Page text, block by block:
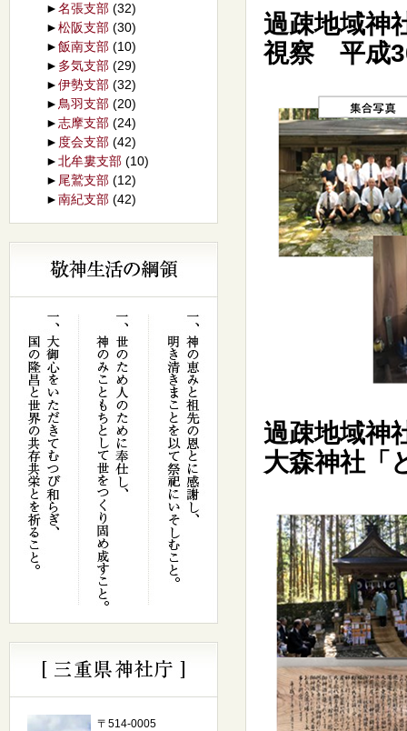
過疎地域
視察 平成
過疎地域
大森神社「
►名張支部 (32)
►松阪支部 (30)
►飯南支部 (10)
► 多気支部 (29)
►伊勢支部 (32)
► 鳥羽支部 (20)
►志摩支部 (24)
► 度会支部 (42)
►北牟婁支部 (10)
► 尾鷲支部 (12)
►南紀支部 (42)
〒514-0005